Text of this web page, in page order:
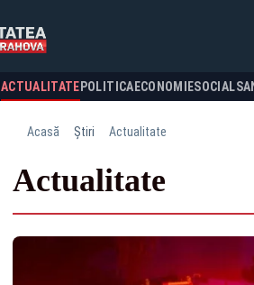
ACTUALITATE POLITICA ECONOMIESOCIAL
Acasă Știri Actualitate
Actualitate